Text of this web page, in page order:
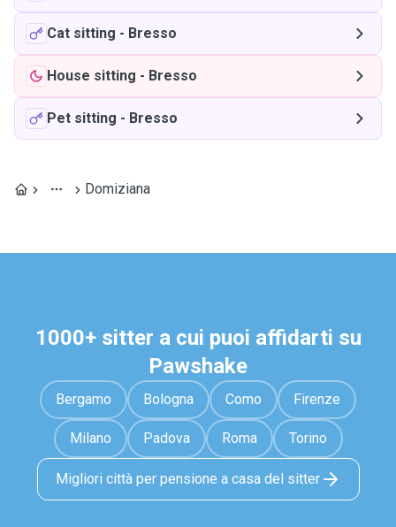
Cat sitting - Bresso
House sitting - Bresso
Pet sitting - Bresso
Domiziana
1000+ sitter a cui puoi affidarti su
Pawshake
Bergamo Bologna Como Firenze
Milano Padova Roma Torino
Migliori città per pensione a casa del sitter